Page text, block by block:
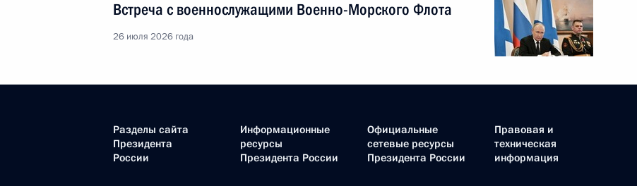
Встреча с военнослужащими Военно-Морского Флота
26 июля 2026 года
Разделы сайта
Президента
России
Информационные
ресурсы
Президента России
Официальные
сетевые ресурсы
Президента России
Правовая и
техническая
информация